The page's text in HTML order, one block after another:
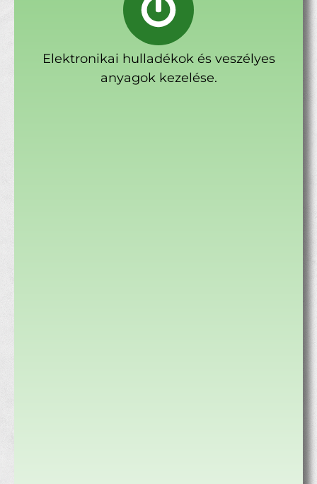
Elektronikai hulladékok és veszélyes
anyagok kezelése.